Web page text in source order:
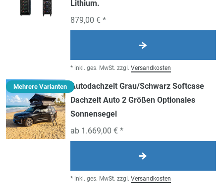
Lithium.
879,00 € *
* inkl. ges. MwSt. zzgl. Versandkosten
Mehrere Varianten
Autodachzelt Grau/Schwarz Softcase
Dachzelt Auto 2 Größen Optionales
Sonnensegel
ab 1.669,00 € *
* inkl. ges. MwSt. zzgl. Versandkosten